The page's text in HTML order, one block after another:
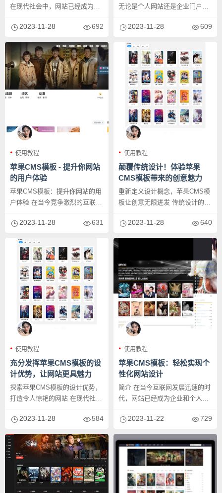
在现代社会中，网站已经成为人
道。...2023-11-28 692
无论是个人网站还是企业门户网
吸...2023-11-28 609
使用教程
苹果CMS模板 - 提升你网站
的用户体验
苹果CMS模板：提升你网站的用
户体验 在当今竞争激烈的互联网
成...2023-11-28 631
使用教程
颠覆传统设计！体验苹果
CMS模板带来的创意魅力
重新定义设计概念，苹果CMS模
板让创意无限迸发 传统设计的界
2023-11-28 640
使用教程
充分发挥苹果CMS模板的设
计优势，让网站更具魅力
探索苹果CMS模板的设计优势，
打造令人惊艳的网站 在现代社
人...2023-11-28 584
使用教程
苹果CMS模板：轻松实现个
性化网站设计
简介 在当今互联网发展迅速的时
代，网站已经成为企业和个人展
窗口...2023-11-22 729